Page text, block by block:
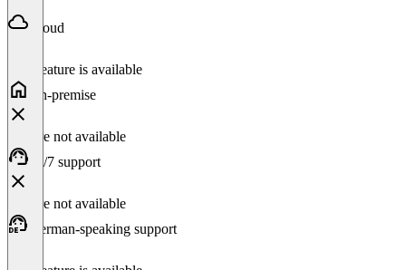
Cloud
This feature is available
On-premise
Feature not available
24/7 support
Feature not available
German-speaking support